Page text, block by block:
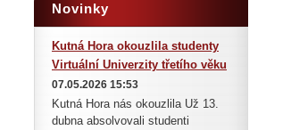
Novinky
Kutná Hora okouzlila studenty
Virtuální Univerzity třetího věku
07.05.2026 15:53
Kutná Hora nás okouzlila Už 13.
dubna absolvovali studenti